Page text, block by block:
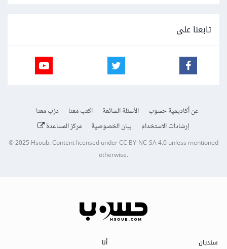
تابعنا على
عن أكاديمية حسوب الأسئلة الشائعة اكتب معنا
درّب معنا
إرشادات الاستخدام
بيان الخصوصية مركز المساعدة
© 2025Hsoub.Content licensed underCC BY-NC-SA 4.0unless mentioned
otherwise.